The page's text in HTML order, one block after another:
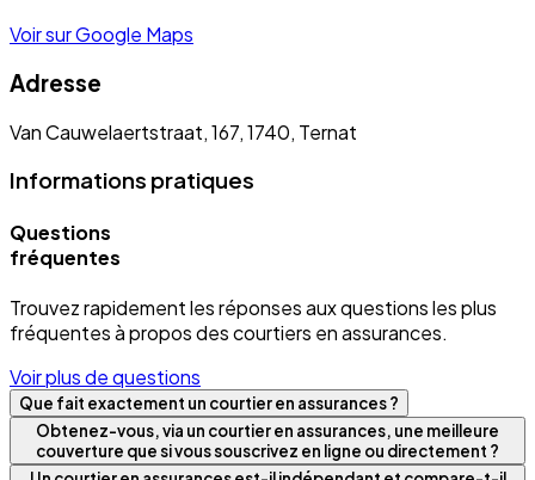
Voir sur Google Maps
Adresse
Van Cauwelaertstraat, 167, 1740, Ternat
Informations pratiques
Questions
fréquentes
Trouvez rapidement les réponses aux questions les plus
fréquentes à propos des courtiers en assurances.
Voir plus de questions
Que fait exactement un courtier en assurances ?
Obtenez-vous, via un courtier en assurances, une meilleure
couverture que si vous souscrivez en ligne ou directement ?